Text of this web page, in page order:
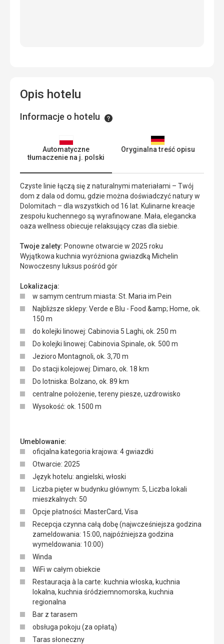
Automatyczne
tłumaczenie na j. polski
Oryginalna treść opisu
Czyste linie łączą się z naturalnymi materiałami – Twój
dom z dala od domu, gdzie można doświadczyć natury w
Dolomitach – dla wszystkich od 16 lat. Kulinarne kreacje
zespołu kuchennego są wyrafinowane. Mała, elegancka
oaza wellness obiecuje relaksujący czas dla siebie.
Twoje zalety: Ponowne otwarcie w 2025 roku
Wyjątkowa kuchnia wyróżniona gwiazdką Michelin
Nowoczesny luksus pośród gór
Lokalizacja:
w samym centrum miasta: St. Maria im Pein
Najbliższe sklepy: Verde e Blu - Food &amp; Home, ok.
150 m
do kolejki linowej: Cabinovia 5 Laghi, ok. 250 m
Do kolejki linowej: Cabinovia Spinale, ok. 500 m
Jezioro Montagnoli, ok. 3,70 m
Do stacji kolejowej: Dimaro, ok. 18 km
Do lotniska: Bolzano, ok. 89 km
centralne położenie, tereny piesze, uzdrowisko
Wysokość: ok. 1500 m
Umeblowanie:
oficjalna kategoria krajowa: 4 gwiazdki
Otwarcie: 2025
Język hotelu: angielski, włoski
Liczba pięter w budynku głównym: 5, Liczba lokali
mieszkalnych: 50
Opcje płatności: MasterCard, Visa
Recepcja czynna całą dobę (najwcześniejsza godzina
zameldowania: 15:00, najpóźniejsza godzina
wymeldowania: 10:00)
Winda
WiFi w całym obiekcie
Restauracja à la carte: kuchnia włoska, kuchnia
lokalna, kuchnia śródziemnomorska, kuchnia
regionalna
Bar z tarasem
obsługa pokoju (za opłatą)
Taras słoneczny
Opis hotelu
Informacje o hotelu Informacje